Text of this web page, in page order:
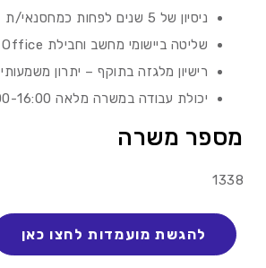
ניסיון של 5 שנים לפחות כמחסנאי/ת
שליטה ביישומי מחשב וחבילת Office
רישיון מלגזה בתוקף – יתרון משמעותי
יכולת עבודה במשרה מלאה 07:00-16:00
מספר משרה
1338